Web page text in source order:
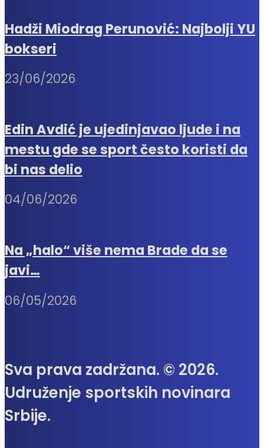
Hadži Miodrag Perunović: Najbolji YU
bokseri
23/06/2026
Edin Avdić je ujedinjavao ljude i na
mestu gde se sport često koristi da
bi nas delio
04/06/2026
Na „halo“ više nema Brade da se
javi…
06/05/2026
Sva prava zadržana. © 2026.
Udruženje sportskih novinara
Srbije.